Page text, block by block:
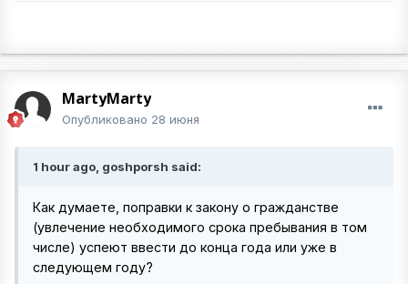
MartyMarty
Опубликовано 28 июня
1 hour ago, goshporsh said:
Как думаете, поправки к закону о гражданстве
(увлечение необходимого срока пребывания в том
числе) успеют ввести до конца года или уже в
следующем году?